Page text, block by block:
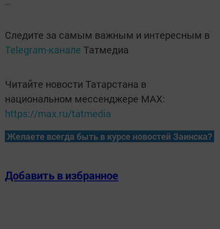
Следите за самым важным и интересным в
Telegram-канале Татмедиа
Читайте новости Татарстана в
национальном мессенджере MАХ:
https://max.ru/tatmedia
Желаете всегда быть в курсе новостей Заинска?
Добавить в избранное